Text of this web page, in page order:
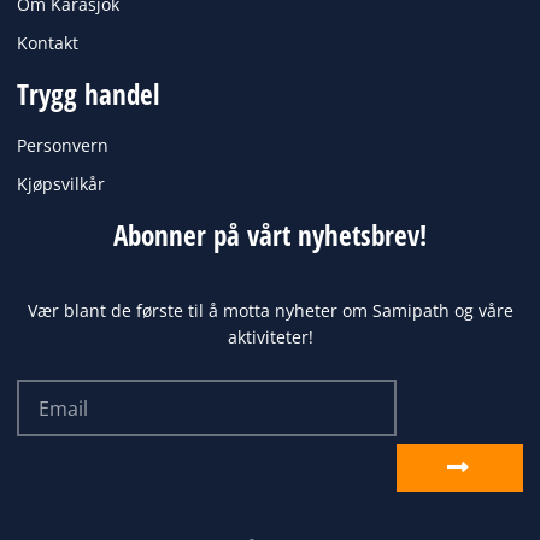
Kontakt
Trygg handel
Personvern
Kjøpsvilkår
Abonner på vårt nyhetsbrev!
Vær blant de første til å motta nyheter om Samipath og våre
aktiviteter!
Send